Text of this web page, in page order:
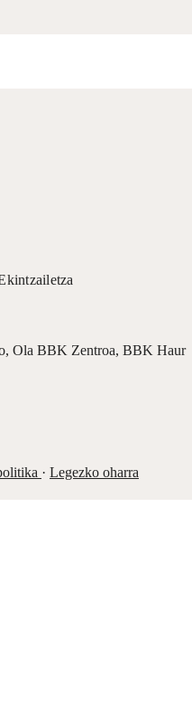
, Ola BBK Zentroa, BBK Haur
· Legezko oharra